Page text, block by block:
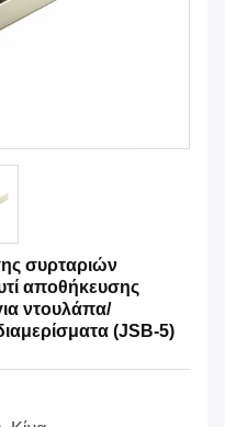
συρταριών
αποθήκευσης
ντουλάπα/
(JSB-5)